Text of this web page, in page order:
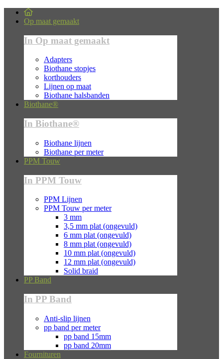
Op maat gemaakt
In Op maat gemaakt
Adapters
Biothane stopjes
korthouders
Lijnen op maat
Biothane halsbanden
Biothane®
In Biothane®
Biothane lijnen
Biothane per meter
PPM Touw
In PPM Touw
PPM Lijnen
PPM Touw per meter
3 mm
3,5 mm plat (ongevuld)
6 mm plat (ongevuld)
8 mm plat (ongevuld)
10 mm plat (ongevuld)
12 mm plat (ongevuld)
Solid braid
PP Band
In PP Band
Anti-slip lijnen
pp band per meter
pp band 15mm
pp band 20mm
Fournituren